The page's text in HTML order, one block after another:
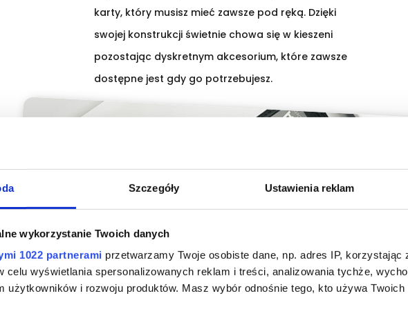
Szczegóły Ustawienia reklam
wykorzystanie Twoich danych
1022 partnerami przetwarzamy Twoje osobiste dane, np. adres IP, korzystając
celu wyświetlania spersonalizowanych reklam i treści, analizowania tychże,
użytkowników i rozwoju produktów. Masz wybór odnośnie tego, kto używa
karty, który musisz mieć zawsze pod ręką. Dzięki
swojej konstrukcji świetnie chowa się w kieszeni
pozostając dyskretnym akcesorium, które zawsze
dostępne jest gdy go potrzebujesz.